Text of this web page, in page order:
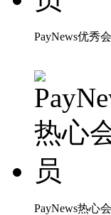
PayNews优秀
PayNews热心